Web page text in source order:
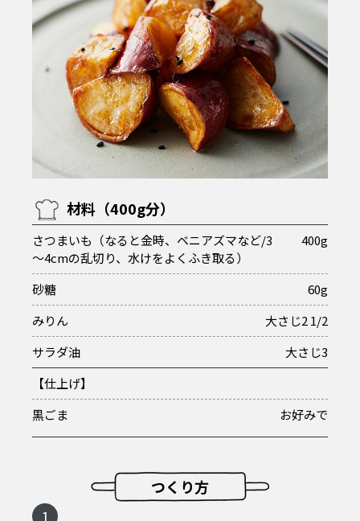
材料（400g分）
さつまいも（なると金時、ベニアズマなど/3
～4cmの乱切り、水けをよくふき取る）
400g
砂糖
60g
みりん
大さじ2 1/2
サラダ油
大さじ3
【仕上げ】
黒ごま
お好みで
つくり方
1